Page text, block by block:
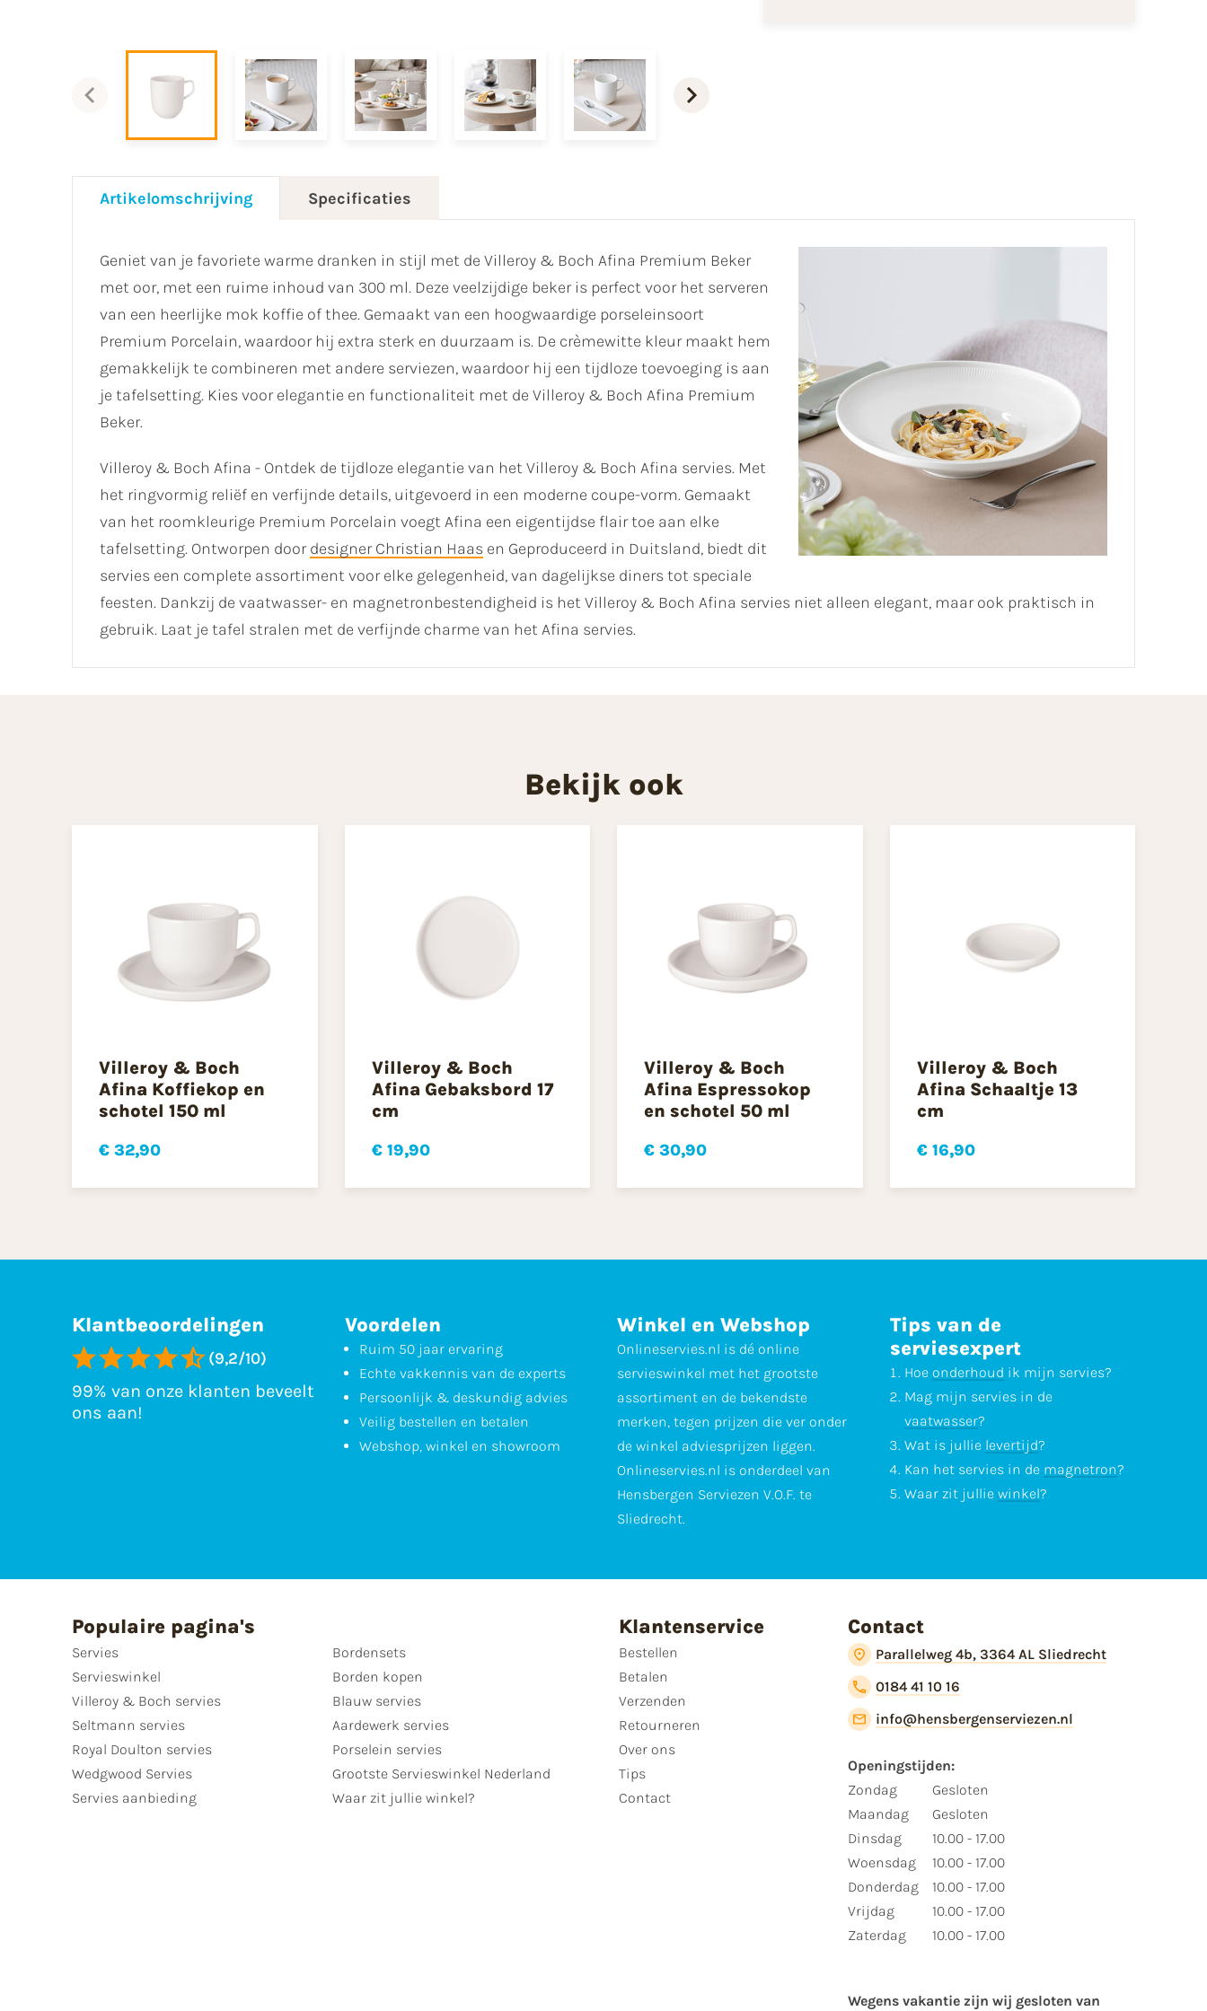
Artikelomschrijving Specificaties
Geniet van je favoriete warme dranken in stijl met de Villeroy & Boch Afina Premium Beker
met oor, met een ruime inhoud van 300 ml. Deze veelzijdige beker is perfect voor het serveren
van een heerlijke mok koffie of thee. Gemaakt van een hoogwaardige porseleinsoort
Premium Porcelain, waardoor hij extra sterk en duurzaam is. De crèmewitte kleur maakt hem
gemakkelijk te combineren met andere serviezen, waardoor hij een tijdloze toevoeging is aan
je tafelsetting. Kies voor elegantie en functionaliteit met de Villeroy & Boch Afina Premium
Beker.
Villeroy & Boch Afina - Ontdek de tijdloze elegantie van het Villeroy & Boch Afina servies. Met
het ringvormig reliëf en verfijnde details, uitgevoerd in een moderne coupe-vorm. Gemaakt
van het roomkleurige Premium Porcelain voegt Afina een eigentijdse flair toe aan elke
tafelsetting. Ontworpen doordesigner Christian Haas en Geproduceerd in Duitsland, biedt dit
servies een complete assortiment voor elke gelegenheid, van dagelijkse diners tot speciale
feesten. Dankzij de vaatwasser- en magnetronbestendigheid is het Villeroy & Boch Afina servies niet alleen elegant, maar ook praktisch in
gebruik. Laat je tafel stralen met de verfijnde charme van het Afina servies.
Bekijk ook
Villeroy & Boch
Afina Koffiekop en
schotel 150 ml
€ 32,90
Villeroy & Boch
Afina Gebaksbord 17
cm
€ 19,90
Villeroy & Boch
Afina Espressokop
en schotel 50 ml
€ 30,90
Villeroy & Boch
Afina Schaaltje 13
cm
€ 16,90
Klantbeoordelingen
(9,2/10)
99% van onze klanten beveelt
ons aan!
Voordelen
Ruim 50 jaar ervaring
Echte vakkennis van de experts
Persoonlijk & deskundig advies
Veilig bestellen en betalen
Webshop, winkel en showroom
Winkel en Webshop
Onlineservies.nl is dé online
servieswinkel met het grootste
assortiment en de bekendste
merken, tegen prijzen die ver onder
de winkel adviesprijzen liggen.
Onlineservies.nl is onderdeel van
Hensbergen Serviezen V.O.F. te
Sliedrecht.
Tips van de
serviesexpert
Hoe onderhoud ik mijn servies?
Mag mijn servies in de
vaatwasser?
Wat is jullie levertijd?
Kan het servies in de magnetron?
Waar zit jullie winkel?
Populaire pagina's
Servies
Servieswinkel
Villeroy & Boch servies
Seltmann servies
Royal Doulton servies
Wedgwood Servies
Servies aanbieding
Bordensets
Borden kopen
Blauw servies
Aardewerk servies
Porselein servies
Grootste Servieswinkel Nederland
Waar zit jullie winkel?
Klantenservice
Bestellen
Betalen
Verzenden
Retourneren
Over ons
Tips
Contact
Contact
Parallelweg 4b, 3364 AL Sliedrecht
0184 41 10 16
info@hensbergenserviezen.nl
Openingstijden:
Zondag
Maandag
Dinsdag
Woensdag
Donderdag
Vrijdag
Zaterdag
Gesloten
Gesloten
10.00 - 17.00
10.00 - 17.00
10.00 - 17.00
10.00 - 17.00
10.00 - 17.00
Wegens vakantie zijn wij gesloten van ​